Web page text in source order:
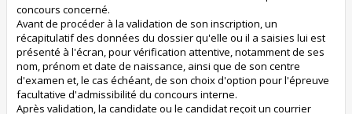
concours concerné.
Avant de procéder à la validation de son inscription, un
récapitulatif des données du dossier qu'elle ou il a saisies lui est
présenté à l'écran, pour vérification attentive, notamment de ses
nom, prénom et date de naissance, ainsi que de son centre
d'examen et, le cas échéant, de son choix d'option pour l'épreuve
facultative d'admissibilité du concours interne.
Après validation, la candidate ou le candidat reçoit un courrier